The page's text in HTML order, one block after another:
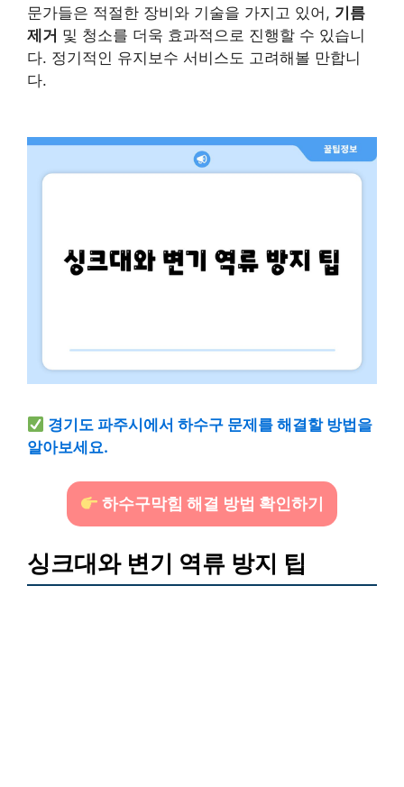
문가들은 적절한 장비와 기술을 가지고 있어, 기름
제거 및 청소를 더욱 효과적으로 진행할 수 있습니
다. 정기적인 유지보수 서비스도 고려해볼 만합니
다.
경기도 파주시에서 하수구 문제를 해결할 방법을
알아보세요.
하수구막힘 해결 방법 확인하기
싱크대와 변기 역류 방지 팁